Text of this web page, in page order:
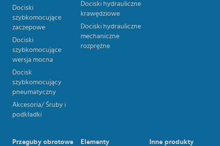
Dociski
szybkomocujące
zaczepowe
Dociski
szybkomocujące
wersja mocna
Docisk
szybkomocujący
pneumatyczny
Akcesoria/ Śruby i
podkładki
Dociski hydrauliczne
krawędziowe
Dociski hydrauliczne
mechaniczne
rozprężne
Przeguby obrotowe
Elementy
Inne produkty